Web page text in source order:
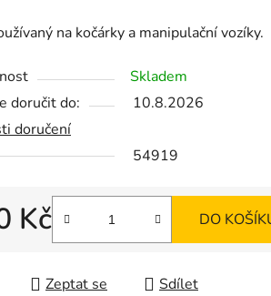
na kočárky a manipulační vozíky.
Skladem
doručit do:
10.8.2026
doručení
54919
Kč DO
Zeptat se Sdílet